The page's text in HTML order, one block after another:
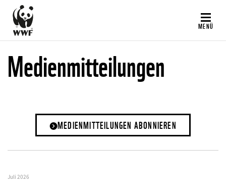
Direkt
zum
Inhalt
MENÜ
Medienmitteilungen
MEDIENMITTEILUNGEN ABONNIEREN
Juli 2026